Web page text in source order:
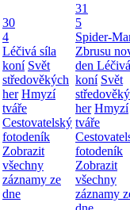
30
4
Léčivá síla
koní Svět
středověkých
her Hmyzí
tváře
Cestovatelský
fotodeník
Zobrazit
všechny
záznamy ze
dne
31
5
Spider-
Zbrusu
den
koní Svět
her Hmyzí
tváře
fotodeník
Zobrazit
všechny
záznamy